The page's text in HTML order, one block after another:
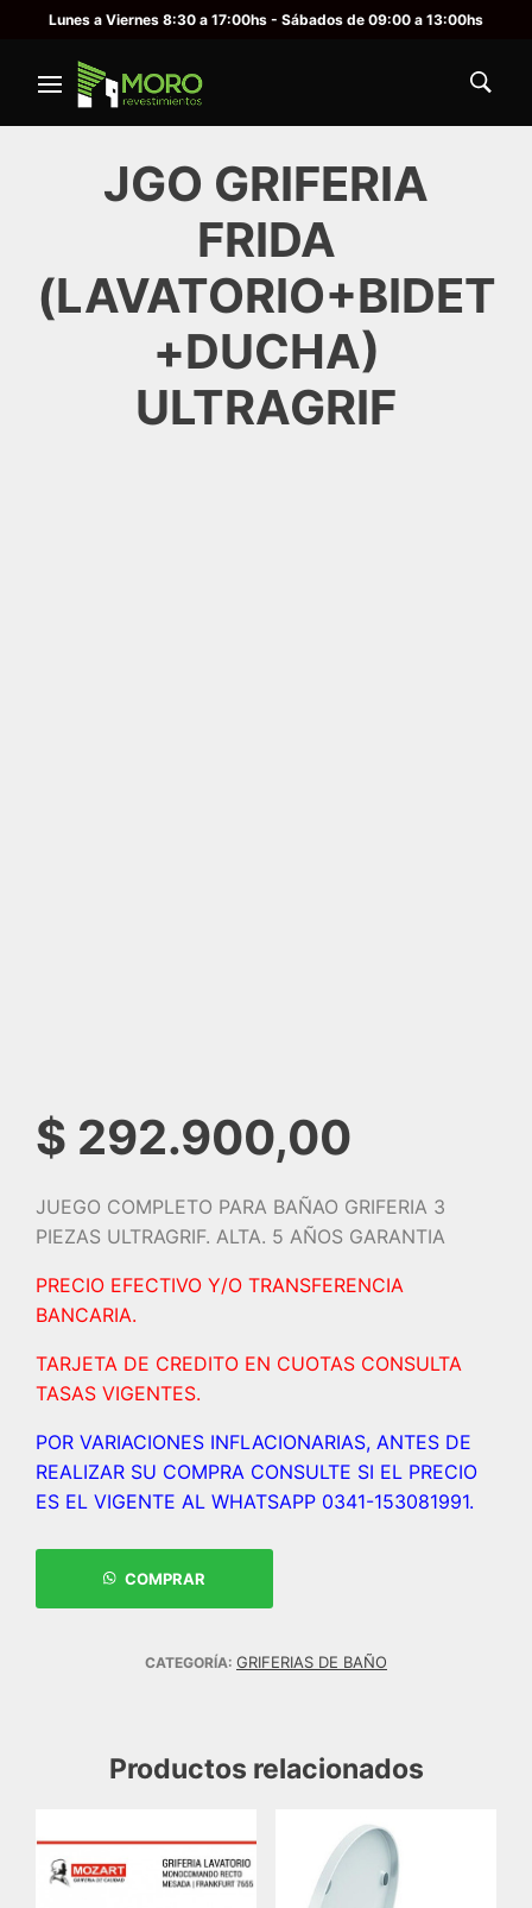
Lunes a Viernes 8:30 a 17:00hs - Sábados de 09:00 a 13:00hs
JGO GRIFERIA
FRIDA
(LAVATORIO+BIDET
+DUCHA)
ULTRAGRIF
$ 292.900,00
JUEGO COMPLETO PARA BAÑAO GRIFERIA 3
PIEZAS ULTRAGRIF. ALTA. 5 AÑOS GARANTIA
PRECIO EFECTIVO Y/O TRANSFERENCIA
BANCARIA.
TARJETA DE CREDITO EN CUOTAS CONSULTA
TASAS VIGENTES.
POR VARIACIONES INFLACIONARIAS, ANTES DE
REALIZAR SU COMPRA CONSULTE SI EL PRECIO
ES EL VIGENTE AL WHATSAPP 0341-153081991.
COMPRAR
CATEGORÍA: GRIFERIAS DE BAÑO
Productos relacionados